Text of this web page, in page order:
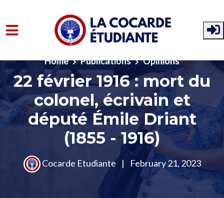
Home Publications Opinions
22 février 1916 : mort du
colonel, écrivain et
député Émile Driant
(1855 - 1916)
Cocarde Etudiante | February 21, 2023